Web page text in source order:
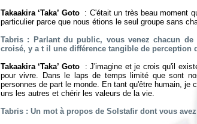
Takaakira ‘Taka’ Goto : C'était un très beau moment
particulier parce que nous étions le seul groupe sans
Tabris : Parlant du public, vous venez chacun
croisé, y a t il une différence tangible de perception
Takaakira ‘Taka’ Goto
: J'imagine et je crois qu'il
pour vivre. Dans le laps de temps limité que sont
personnes de part le monde. En tant qu'être humain, je
uns les autres et chérir les valeurs de la vie.
Tabris : Un mot à propos de Solstafir dont vous